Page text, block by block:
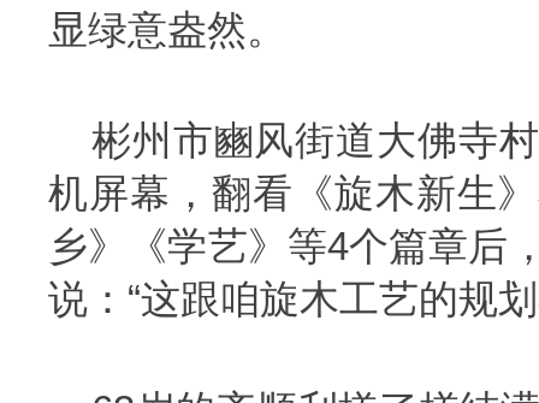
显绿意盎然。
彬州市豳风街道大佛寺
机屏幕，翻看《旋木新生
乡》《学艺》等4个篇章后
说：“这跟咱旋木工艺的规